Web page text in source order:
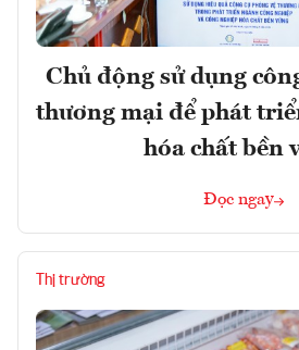
Chủ động sử dụng
thương mại để phát
hóa chất bền
Đọc ngay
Thị trường